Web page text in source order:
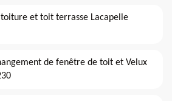
et toit terrasse Lacapelle
de fenêtre de toit et Velux